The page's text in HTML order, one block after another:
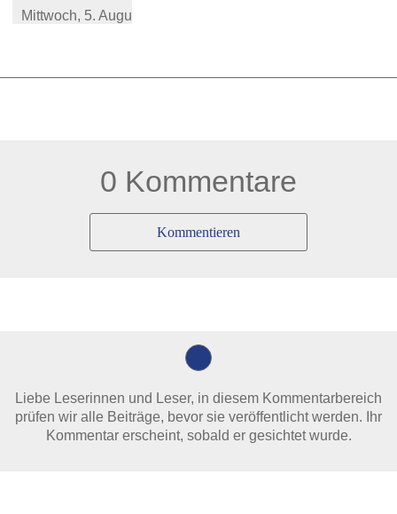
Mittwoch, 5. August 2026
0 Kommentare
Kommentieren
Liebe Leserinnen und Leser, in diesem Kommentarbereich
prüfen wir alle Beiträge, bevor sie veröffentlicht werden. Ihr
Kommentar erscheint, sobald er gesichtet wurde.